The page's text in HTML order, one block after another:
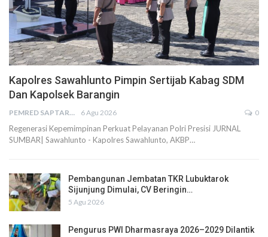
Kapolres Sawahlunto Pimpin Sertijab Kabag SDM
Dan Kapolsek Barangin
PEMRED SAPTARIUS 6 Agu 2026 0
Regenerasi Kepemimpinan Perkuat Pelayanan Polri Presisi JURNAL
SUMBAR| Sawahlunto - Kapolres Sawahlunto, AKBP…
Pembangunan Jembatan TKR Lubuktarok
Sijunjung Dimulai, CV Beringin…
5 Agu 2026
Pengurus PWI Dharmasraya 2026–2029 Dilantik